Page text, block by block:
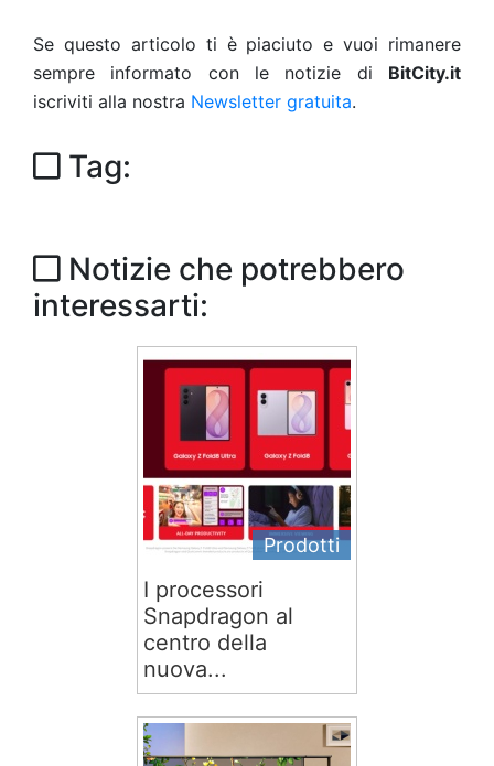
Se questo articolo ti è piaciuto e vuoi rimanere
sempre informato con le notizie di BitCity.it
iscriviti alla nostra Newsletter gratuita.
Tag:
Notizie che potrebbero
interessarti:
Prodotti
I processori
Snapdragon al
centro della
nuova...